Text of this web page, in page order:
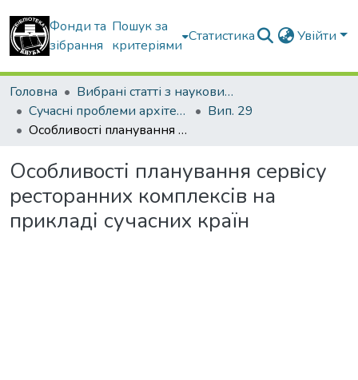
Фонди та
зібрання
Пошук за
критеріями
Статистика Увійти
Головна
Вибрані статті з наукових збірників КНУБА
Сучасні проблеми архітектури та містобудування
Вип. 29
Особливості планування сервісу ресторанних комплексів на прикладі сучасних країн
Особливості планування сервісу
ресторанних комплексів на
прикладі сучасних країн